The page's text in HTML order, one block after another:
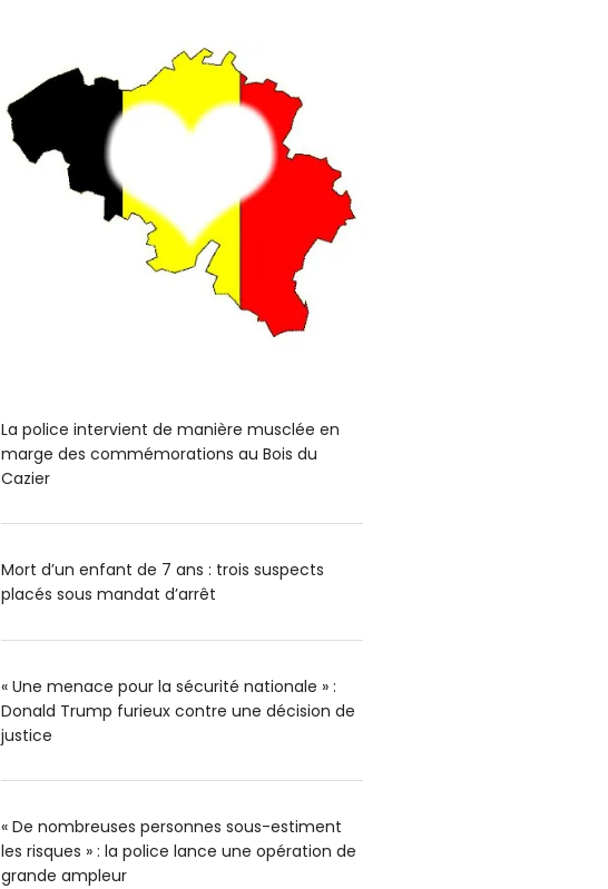
La police intervient de manière musclée en
marge des commémorations au Bois du
Cazier
Mort d’un enfant de 7 ans : trois suspects
placés sous mandat d’arrêt
« Une menace pour la sécurité nationale » :
Donald Trump furieux contre une décision de
justice
« De nombreuses personnes sous-estiment
les risques » : la police lance une opération de
grande ampleur